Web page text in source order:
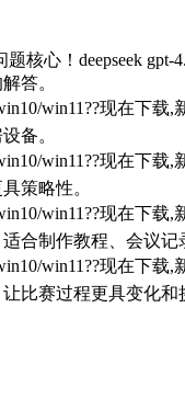
核心！deepseek
答。
win11??现在下
备。
win11??现在下
策略性。
win11??现在下
合制作教程、会议记
win11??现在下
比赛过程更具变化和